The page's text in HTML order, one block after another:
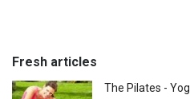
Fresh articles
The Pilates -